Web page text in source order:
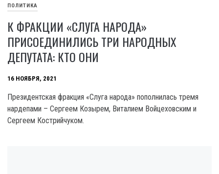
ПОЛИТИКА
К ФРАКЦИИ «СЛУГА НАРОДА»
ПРИСОЕДИНИЛИСЬ ТРИ НАРОДНЫХ
ДЕПУТАТА: КТО ОНИ
16 НОЯБРЯ, 2021
Президентская фракция «Слуга народа» пополнилась тремя
нардепами – Сергеем Козырем, Виталием Войцеховским и
Сергеем Кострийчуком.